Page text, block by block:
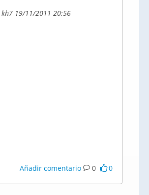
19/11/2011 20:56
Añadir comentario 0 0